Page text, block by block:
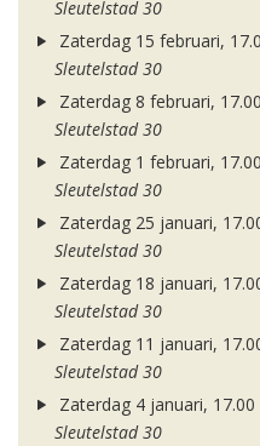
Sleutelstad 30
Zaterdag 15 februari,
Sleutelstad 30
Zaterdag 8 februari,
Sleutelstad 30
Zaterdag 1 februari,
Sleutelstad 30
Zaterdag 25 januari,
Sleutelstad 30
Zaterdag 18 januari,
Sleutelstad 30
Zaterdag 11 januari,
Sleutelstad 30
Zaterdag 4 januari, 17.00
Sleutelstad 30